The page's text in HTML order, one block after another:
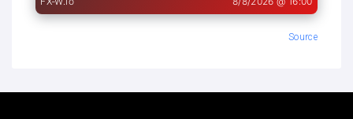
Source